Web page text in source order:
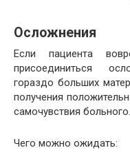
Осложнения
Если пациента
присоединиться
гораздо больших
получения
самочувствия больного.
Чего можно ожидать: